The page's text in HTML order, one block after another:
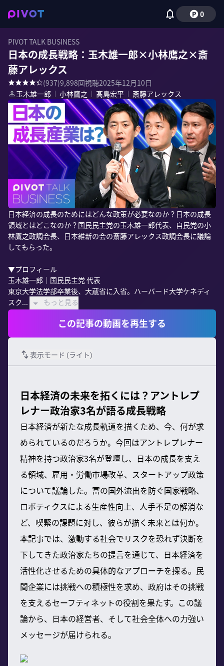
0
PIVOT TALK BUSINESS
日本の成長戦略：玉木雄一郎×小林鷹之×斎
藤アレックス
(937)9,898回視聴2025年12月10日
玉木雄一郎 ｜ 小林鷹之 ｜ 髙島宏平 ｜ 斎藤アレックス
日本経済の成長のためにはどんな政策が必要なのか？日本の成長
領域とはどこなのか？国民民主党の玉木雄一郎代表、自民党の小
林鷹之政調会長、日本維新の会の斎藤アレックス政調会長に議論
してもらった。
▼プロフィール
玉木雄一郎｜国民民主党 代表
東京大学法学部卒業後、大蔵省に入省。ハーバード大学ケネディ
スク...
もっと見る
この記事の動画を再生する
表示モード (ライト)
日本経済の未来を拓くには？アントレプ
レナー政治家3名が語る成長戦略
日本経済が新たな成長軌道を描くため、今、何が求
められているのだろうか。今回はアントレプレナー
精神を持つ政治家3名が登壇し、日本の成長を支え
る領域、雇用・労働市場改革、スタートアップ政策
について議論した。富の国外流出を防ぐ国家戦略、
ロボティクスによる生産性向上、人手不足の解消な
ど、喫緊の課題に対し、彼らが描く未来とは何か。
本記事では、激動する社会でリスクを恐れず決断を
下してきた政治家たちの提言を通じて、日本経済を
活性化させるための具体的なアプローチを探る。民
間企業には挑戦への積極性を求め、政府はその挑戦
を支えるセーフティネットの役割を果たす。この議
論から、日本の経営者、そして社会全体への力強い
メッセージが届けられる。